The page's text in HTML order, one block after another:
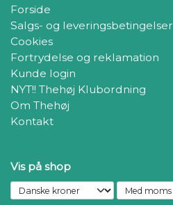
Forside
Salgs- og leveringsbetingelser
Cookies
Fortrydelse og reklamation
Kunde login
NYT!! Thehøj Klubordning
Om Thehøj
Kontakt
Vis på shop